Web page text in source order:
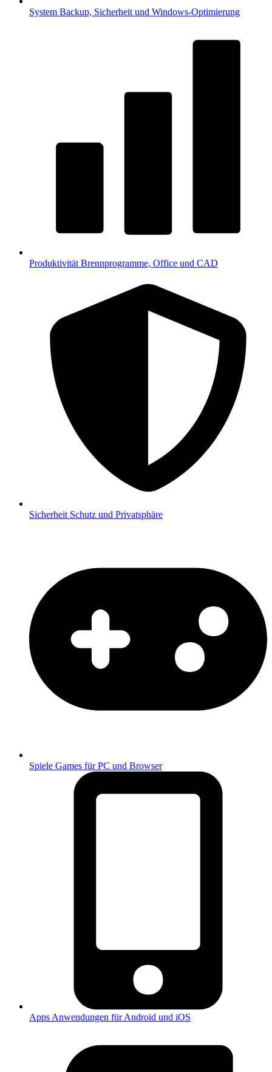
System Backup, Sicherheit und Windows-Optimierung
Produktivität Brennprogramme, Office und CAD
Sicherheit Schutz und Privatsphäre
Spiele Games für PC und Browser
Apps Anwendungen für Android und iOS